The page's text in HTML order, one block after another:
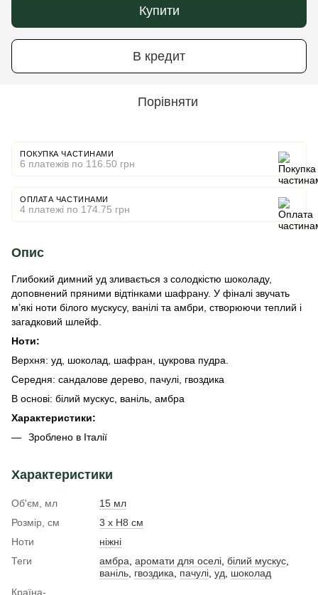
Купити
В кредит
Порівняти
ПОКУПКА ЧАСТИНАМИ
6 платежів по 116.50 грн
ОПЛАТА ЧАСТИНАМИ
4 платежі по 174.75 грн
Опис
Глибокий димний уд зливається з солодкістю шоколаду,
доповнений пряними відтінками шафрану. У фіналі звучать
м’які ноти білого мускусу, ванілі та амбри, створюючи теплий і
загадковий шлейф.
Ноти:
Верхня: уд, шоколад, шафран, цукрова пудра.
Середня: сандалове дерево, пачулі, гвоздика
В основі: білий мускус, ваніль, амбра
Характеристики:
Зроблено в Італії
Характеристики
Об'єм, мл
15 мл
Розмір, см
3 х H8 см
Ноти
ніжні
Теги
амбра аромати для оселі білий мускус
ваніль гвоздика пачулі уд
шоколад
Країна-